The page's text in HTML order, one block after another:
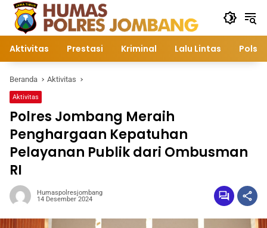
Langsung
konten
Aktivitas Prestasi Kriminal Lalu Lintas
Beranda Aktivitas
Aktivitas
Polres Jombang Meraih
Penghargaan Kepatuhan
Pelayanan Publik dari Ombusman
RI
Humaspolresjombang
14 Desember 2024